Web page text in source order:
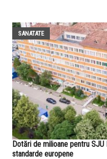
SANATATE
Dotări de milioane pentru
standarde europene